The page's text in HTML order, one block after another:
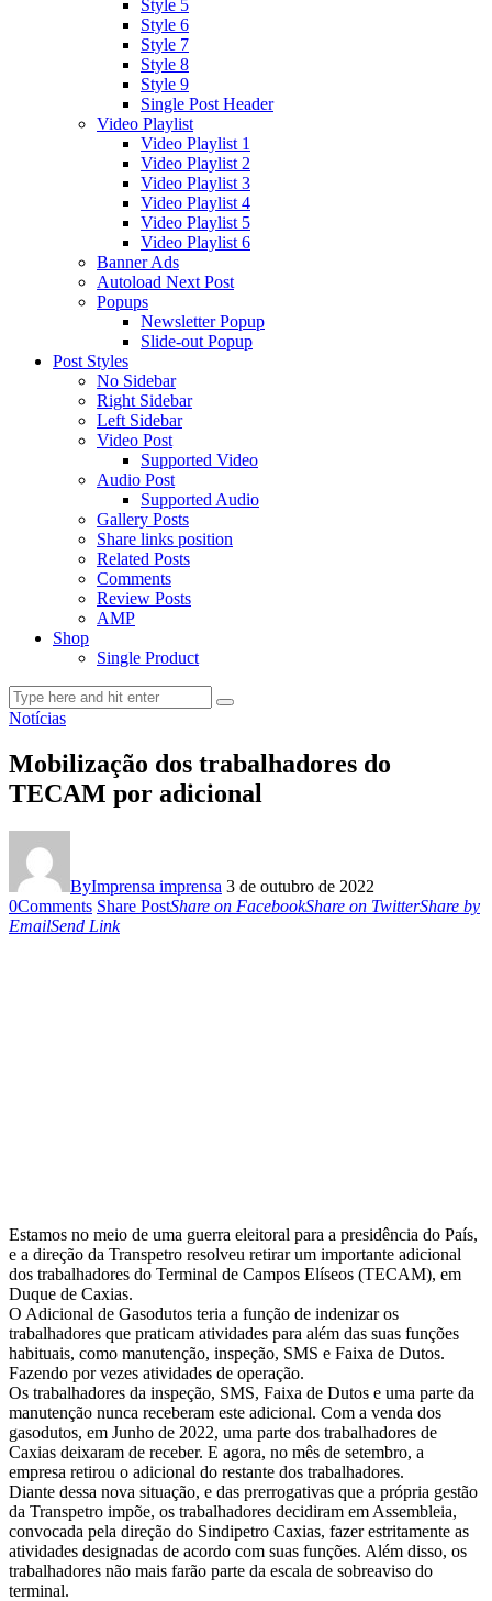
Style 5
Style 6
Style 7
Style 8
Style 9
Single Post Header
Video Playlist
Video Playlist 1
Video Playlist 2
Video Playlist 3
Video Playlist 4
Video Playlist 5
Video Playlist 6
Banner Ads
Autoload Next Post
Popups
Newsletter Popup
Slide-out Popup
Post Styles
No Sidebar
Right Sidebar
Left Sidebar
Video Post
Supported Video
Audio Post
Supported Audio
Gallery Posts
Share links position
Related Posts
Comments
Review Posts
AMP
Shop
Single Product
Notícias
Mobilização dos trabalhadores do
TECAM por adicional
ByImprensa imprensa 3 de outubro de 2022
0Comments Share PostShare on FacebookShare on TwitterShare by
EmailSend Link
Estamos no meio de uma guerra eleitoral para a presidência do País,
e a direção da Transpetro resolveu retirar um importante adicional
dos trabalhadores do Terminal de Campos Elíseos (TECAM), em
Duque de Caxias.
O Adicional de Gasodutos teria a função de indenizar os
trabalhadores que praticam atividades para além das suas funções
habituais, como manutenção, inspeção, SMS e Faixa de Dutos.
Fazendo por vezes atividades de operação.
Os trabalhadores da inspeção, SMS, Faixa de Dutos e uma parte da
manutenção nunca receberam este adicional. Com a venda dos
gasodutos, em Junho de 2022, uma parte dos trabalhadores de
Caxias deixaram de receber. E agora, no mês de setembro, a
empresa retirou o adicional do restante dos trabalhadores.
Diante dessa nova situação, e das prerrogativas que a própria gestão
da Transpetro impõe, os trabalhadores decidiram em Assembleia,
convocada pela direção do Sindipetro Caxias, fazer estritamente as
atividades designadas de acordo com suas funções. Além disso, os
trabalhadores não mais farão parte da escala de sobreaviso do
terminal.